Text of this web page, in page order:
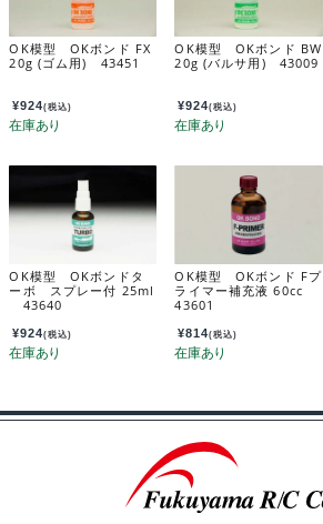
OK模型 OKボンド FX
20g (ゴム用) 43451
¥924(税込)
OK模型 OKボンド BW
20g (バルサ用) 43009
¥924(税込)
OK模型 OKボンドタ
ーボ スプレー付 25ml
43640
¥924(税込)
OK模型 OKボンド Fプ
ライマー補充液 60cc
43601
¥814(税込)